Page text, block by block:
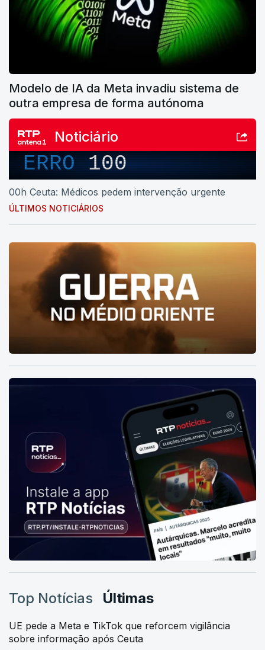
Modelo de IA da Meta invadiu sistema de
outra empresa de forma autónoma
Noticiário
ERRO 100
00h Ceuta: Médicos pedem intervenção urgente
ÚLTIMOS NOTICIÁRIOS
Top Notícias Últimas
UE pede a Meta e TikTok que reforcem vigilância
sobre informação após Ceuta